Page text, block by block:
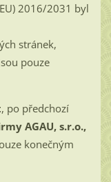
2016/2031 byl
stránek,
pouze
, po předchozí
AGAU, s.r.o.,
konečným